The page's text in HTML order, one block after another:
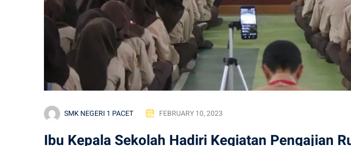
SMK NEGERI 1 PACET FEBRUARY 10, 2023
Ibu Kepala Sekolah Hadiri Kegiatan Pengajian